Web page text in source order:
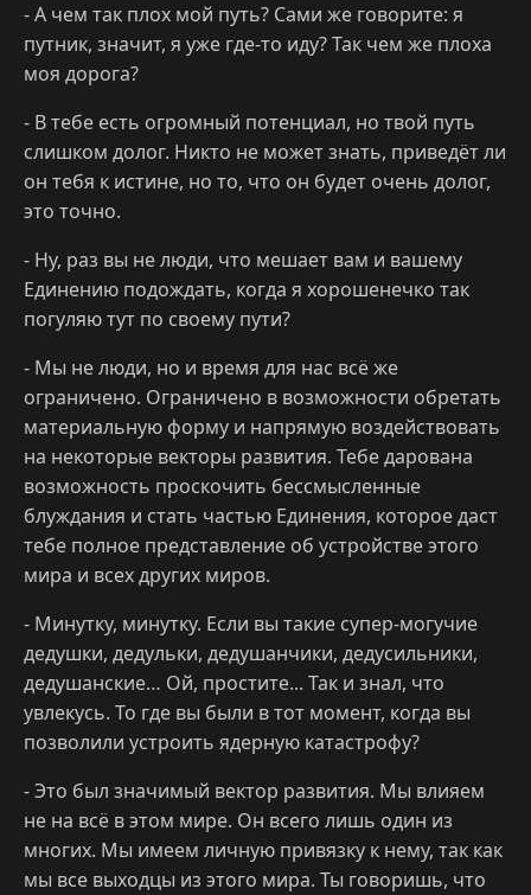
- А чем так плох мой путь? Сами же говорите: я
путник, значит, я уже где-то иду? Так чем же плоха
моя дорога?
- В тебе есть огромный потенциал, но твой путь
слишком долог. Никто не может знать, приведёт ли
он тебя к истине, но то, что он будет очень долог,
это точно.
- Ну, раз вы не люди, что мешает вам и вашему
Единению подождать, когда я хорошенечко так
погуляю тут по своему пути?
- Мы не люди, но и время для нас всё же
ограничено. Ограничено в возможности обретать
материальную форму и напрямую воздействовать
на некоторые векторы развития. Тебе дарована
возможность проскочить бессмысленные
блуждания и стать частью Единения, которое даст
тебе полное представление об устройстве этого
мира и всех других миров.
- Минутку, минутку. Если вы такие супер-могучие
дедушки, дедульки, дедушанчики, дедусильники,
дедушанские… Ой, простите... Так и знал, что
увлекусь. То где вы были в тот момент, когда вы
позволили устроить ядерную катастрофу?
- Это был значимый вектор развития. Мы влияем
не на всё в этом мире. Он всего лишь один из
многих. Мы имеем личную привязку к нему, так как
мы все выходцы из этого мира. Ты говоришь, что